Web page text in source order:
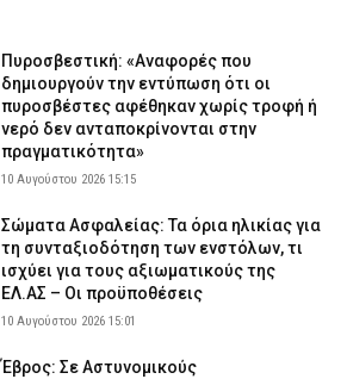
Πυροσβεστική: «Αναφορές που
δημιουργούν την εντύπωση ότι οι
πυροσβέστες αφέθηκαν χωρίς τροφή ή
νερό δεν ανταποκρίνονται στην
πραγματικότητα»
10 Αυγούστου 2026 15:15
Σώματα Ασφαλείας: Τα όρια ηλικίας για
τη συνταξιοδότηση των ενστόλων, τι
ισχύει για τους αξιωματικούς της
ΕΛ.ΑΣ – Οι προϋποθέσεις
10 Αυγούστου 2026 15:01
Έβρος: Σε Αστυνομικούς